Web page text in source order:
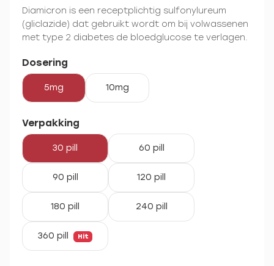
Diamicron is een receptplichtig sulfonylureum
(gliclazide) dat gebruikt wordt om bij volwassenen
met type 2 diabetes de bloedglucose te verlagen.
Dosering
5mg 10mg
Verpakking
30 pill 60 pill
90 pill 120 pill
180 pill 240 pill
360 pill Hit